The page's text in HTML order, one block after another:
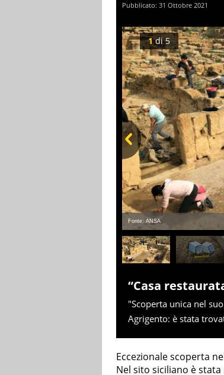
Pubblicato: 31 Ottobre 2021
Fonte: ANSA
Prev
1di5
“Casa
"Scoperta unica nel
Agrigento: è stata
Eccezionale scoperta
Nel sito siciliano è